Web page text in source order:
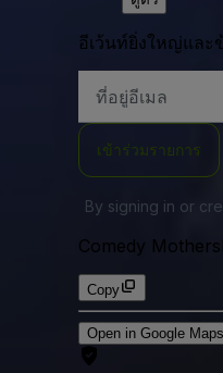
อีเว้นท์ยิ่งใหญ่และ
อยู่
เข้าร่วมรายการ
By signing in or
Comedy
Copy
Open in Google Maps